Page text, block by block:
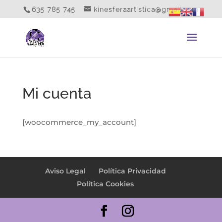
635 785 745 kinesferaartistica@gmail.com
Mi cuenta
[woocommerce_my_account]
Aviso Legal
Política Privacidad
Política Cookies